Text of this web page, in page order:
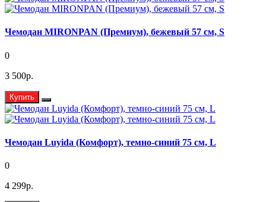
Чемодан MIRONPAN (Премиум), бежевый 57 см, S
0
3 500р.
Купить
Чемодан Luyida (Комфорт), темно-синий 75 см, L
0
4 299р.